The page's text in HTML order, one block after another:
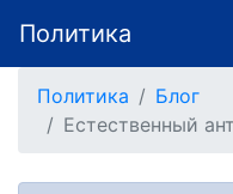
Политика
Политика
Блог
Естественный